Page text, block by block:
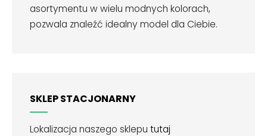
asortymentu w wielu modnych kolorach,
pozwala znaleźć idealny model dla Ciebie.
SKLEP STACJONARNY
Lokalizacja naszego sklepu tutaj